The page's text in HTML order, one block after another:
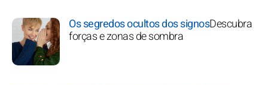
Os segredos ocultos dos signosDescubra
forças e zonas de sombra